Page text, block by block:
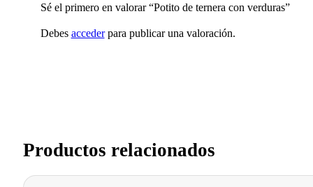
Sé el primero en valorar “Potito de ternera con verduras”
Debes accederpara publicar una valoración.
Productos relacionados